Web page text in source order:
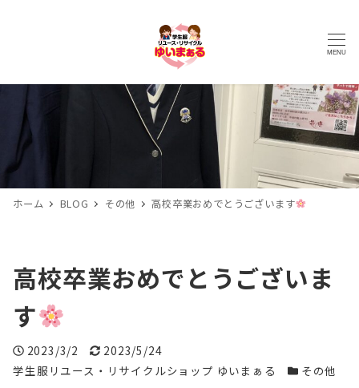
MENU
ホーム BLOG その他 高校卒業おめでとうございます
高校卒業おめでとうございま
す
投稿日
2023/3/2 更新日
2023/5/24
著者
学生服リユース・リサイクルショップ ゆいまぁる カテゴリー
その他